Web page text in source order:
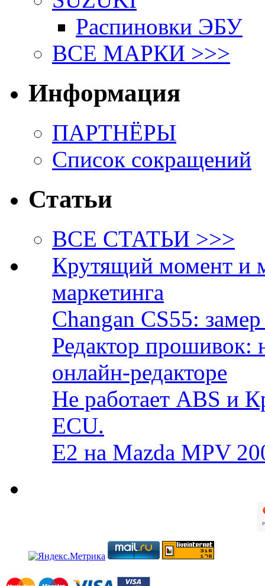
Распиновки ЭБУ
ВСЕ МАРКИ >>>
Информация
ПАРТНЁРЫ
Список сокращений
Статьи
ВСЕ СТАТЬИ >>>
Крутящий момент и
маркетинга
Changan CS55:
Редактор прошивок:
онлайн-редакторе
Не работает ABS и
ECU.
E2 на Mazda MPV